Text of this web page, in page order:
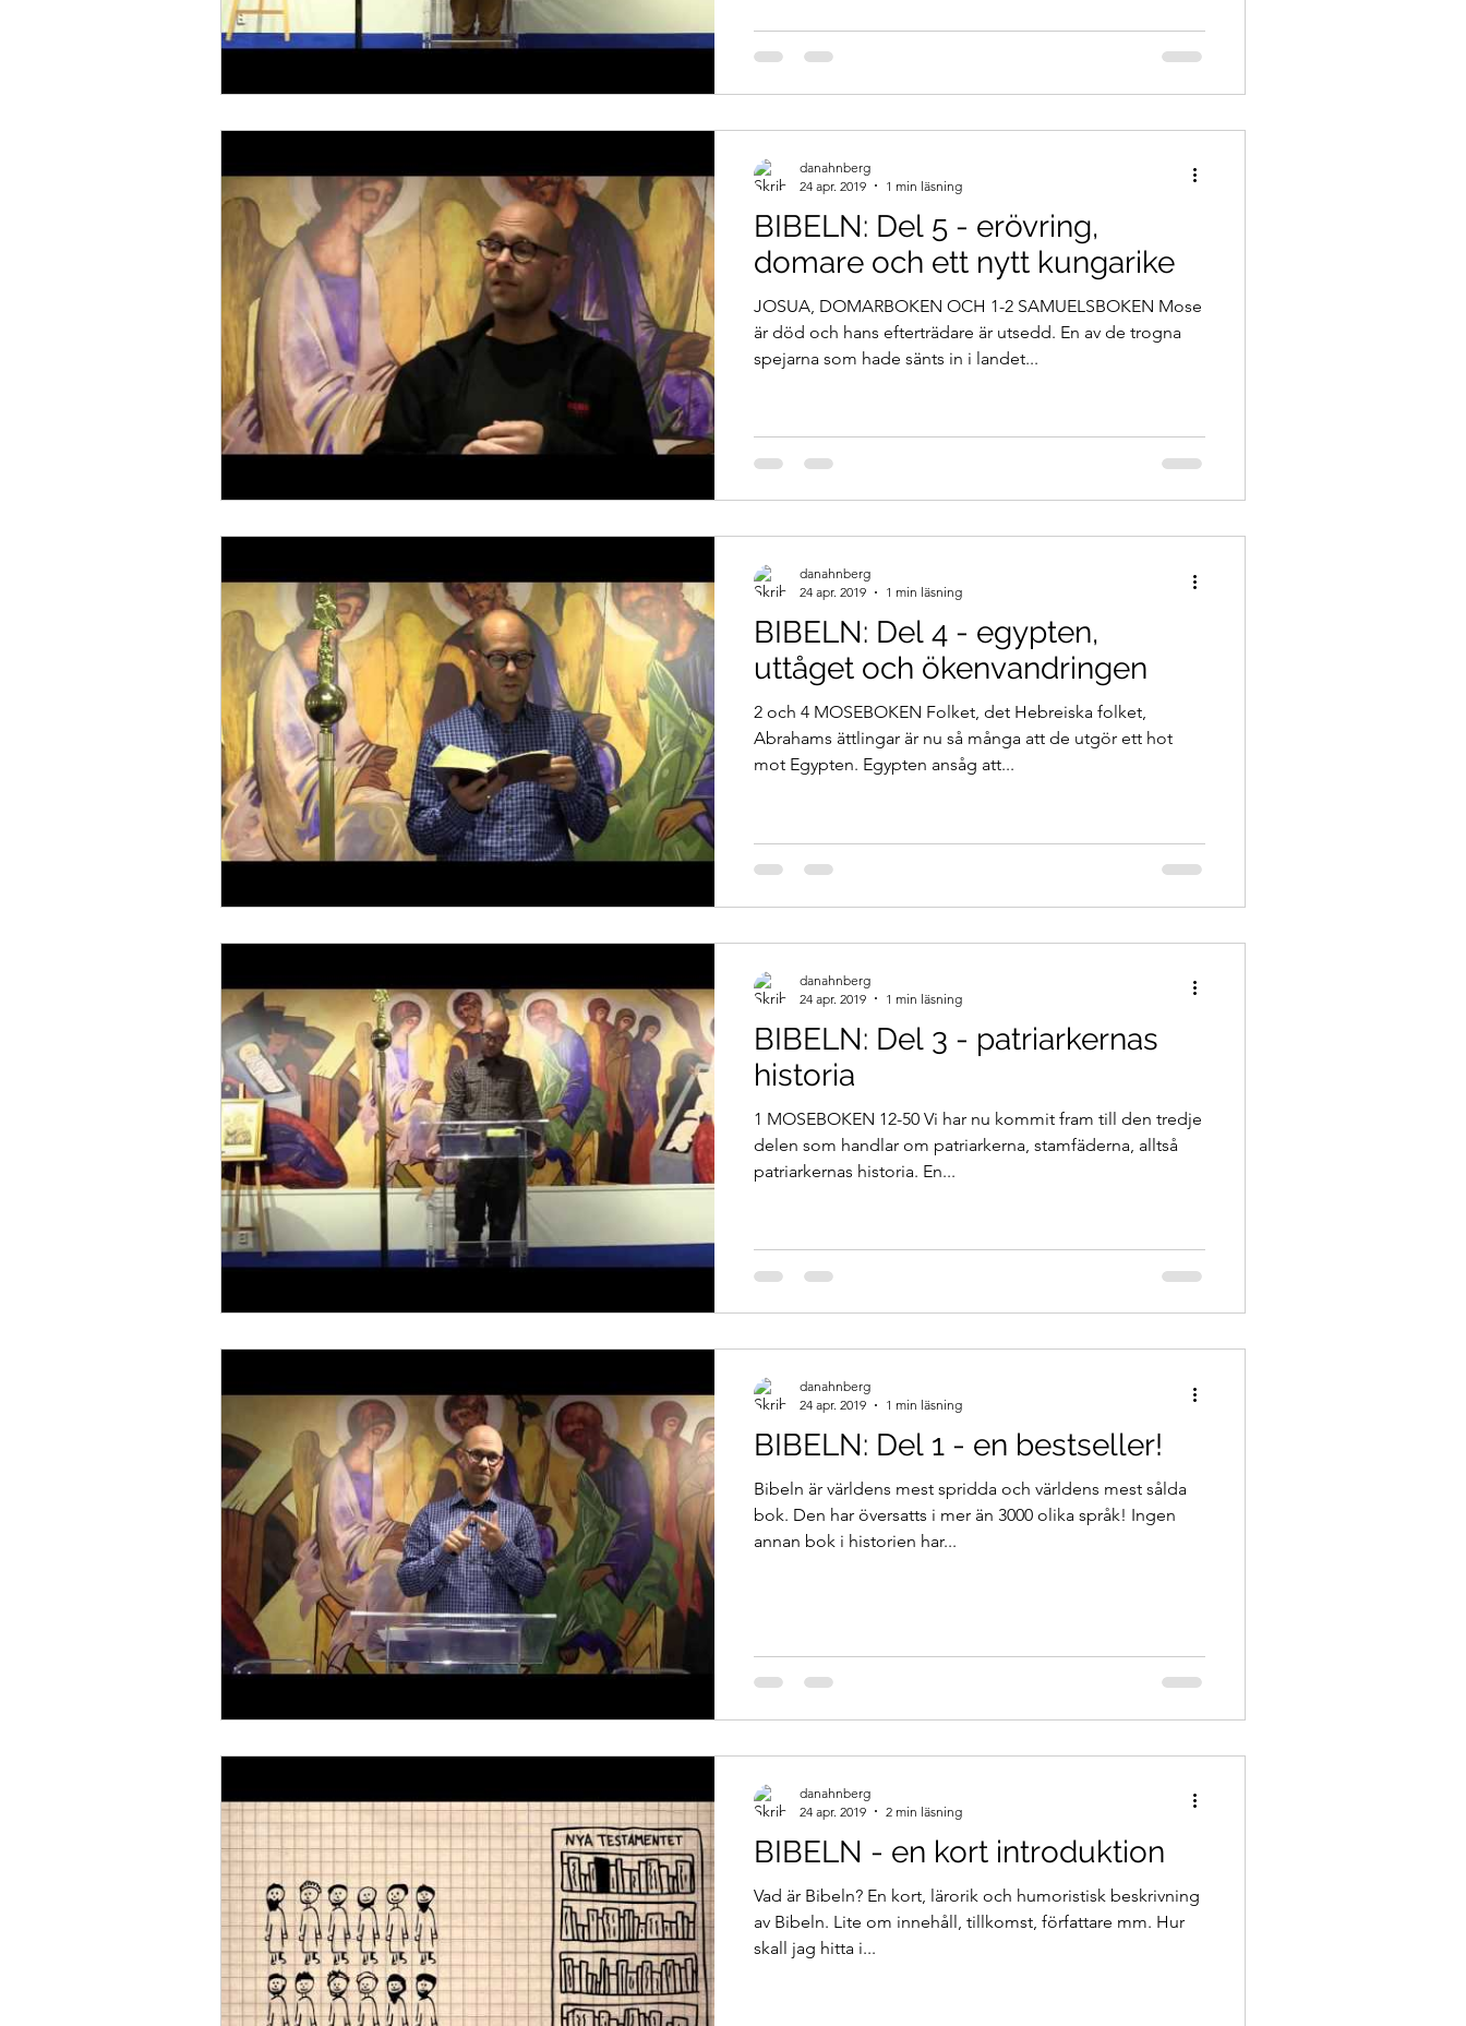
BIBELN: Del 5 - erövring,
domare och ett nytt kungarike
JOSUA, DOMARBOKEN OCH 1-2 SAMUELSBOKEN Mose
är död och hans efterträdare är utsedd. En av de trogna
spejarna som hade sänts in i landet...
danahnberg
24 apr. 2019
1 min läsning
BIBELN: Del 4 - egypten,
uttåget och ökenvandringen
2 och 4 MOSEBOKEN Folket, det Hebreiska folket,
Abrahams ättlingar är nu så många att de utgör ett hot
mot Egypten. Egypten ansåg att...
danahnberg
24 apr. 2019
1 min läsning
BIBELN: Del 3 - patriarkernas
historia
1 MOSEBOKEN 12-50 Vi har nu kommit fram till den tredje
delen som handlar om patriarkerna, stamfäderna, alltså
patriarkernas historia. En...
danahnberg
24 apr. 2019
1 min läsning
BIBELN: Del 1 - en bestseller!
Bibeln är världens mest spridda och världens mest sålda
bok. Den har översatts i mer än 3000 olika språk! Ingen
annan bok i historien har...
danahnberg
24 apr. 2019
1 min läsning
BIBELN - en kort introduktion
Vad är Bibeln? En kort, lärorik och humoristisk beskrivning
av Bibeln. Lite om innehåll, tillkomst, författare mm. Hur
skall jag hitta i...
danahnberg
24 apr. 2019
2 min läsning